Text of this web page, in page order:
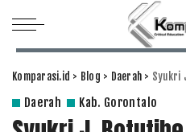
Komparasi.id > Blog > Daerah > Syukri J. Botutihe
Daerah Kab. Gorontalo